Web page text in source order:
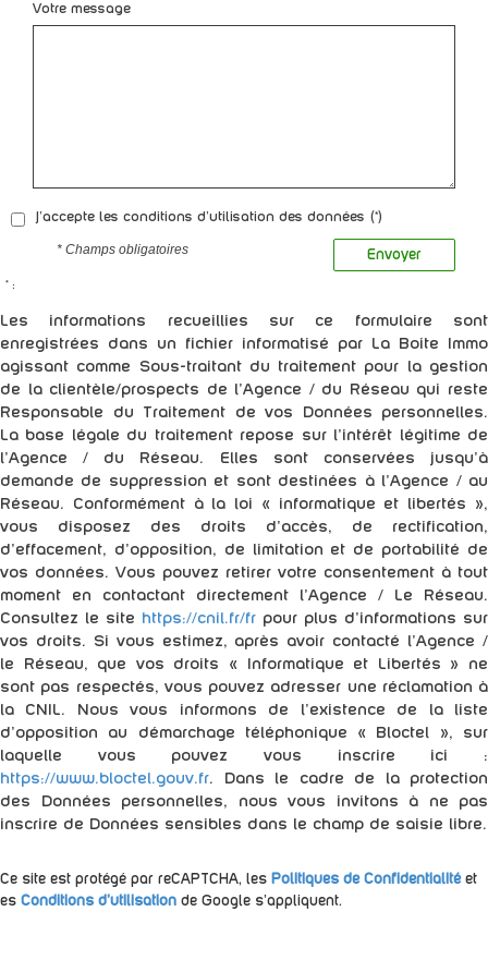
Votre message
J'accepte les conditions d'utilisation des données (*)
Envoyer
* Champs obligatoires
* :
Les informations recueillies sur ce formulaire sont
enregistrées dans un fichier informatisé par La Boite Immo
agissant comme Sous-traitant du traitement pour la gestion
de la clientèle/prospects de l'Agence / du Réseau qui reste
Responsable du Traitement de vos Données personnelles.
La base légale du traitement repose sur l'intérêt légitime de
l'Agence / du Réseau. Elles sont conservées jusqu'à
demande de suppression et sont destinées à l'Agence / au
Réseau. Conformément à la loi « informatique et libertés »,
vous disposez des droits d’accès, de rectification,
d’effacement, d’opposition, de limitation et de portabilité de
vos données. Vous pouvez retirer votre consentement à tout
moment en contactant directement l’Agence / Le Réseau.
Consultez le site https://cnil.fr/fr pour plus d’informations sur
vos droits. Si vous estimez, après avoir contacté l'Agence /
le Réseau, que vos droits « Informatique et Libertés » ne
sont pas respectés, vous pouvez adresser une réclamation à
la CNIL. Nous vous informons de l’existence de la liste
d'opposition au démarchage téléphonique « Bloctel », sur
laquelle vous pouvez vous inscrire ici :
https://www.bloctel.gouv.fr. Dans le cadre de la protection
des Données personnelles, nous vous invitons à ne pas
inscrire de Données sensibles dans le champ de saisie libre.
Ce site est protégé par reCAPTCHA, les Politiques de Confidentialitéet
es Conditions d'utilisation de Google s'appliquent.